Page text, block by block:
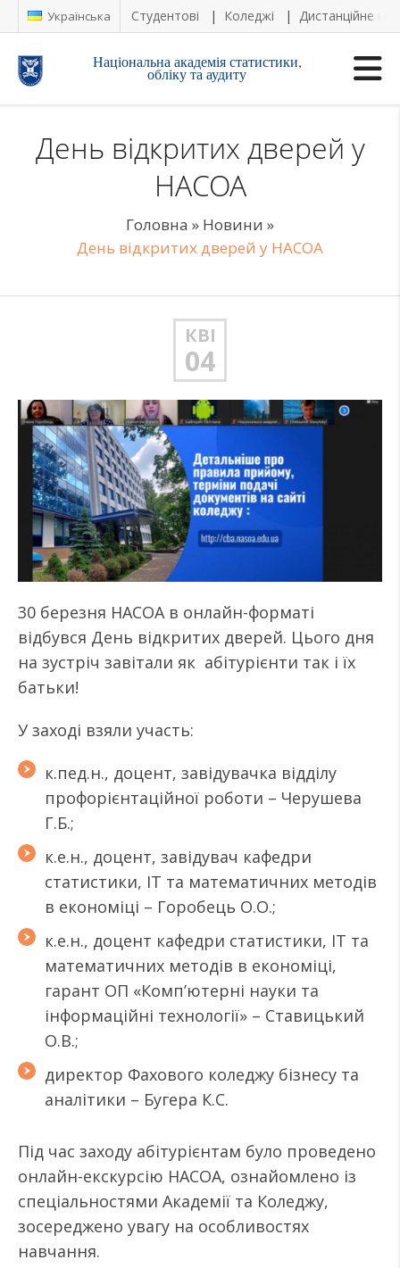
Українська Студентові Коледжі Дистанційне
Національна академія статистики,
обліку та аудиту
День відкритих дверей у
НАСОА
Головна » Новини »
День відкритих дверей у НАСОА
КВІ
04
30 березня НАСОА в онлайн-форматі
відбувся День відкритих дверей. Цього дня
на зустріч завітали як абітурієнти так і їх
батьки!
У заході взяли участь:
к.пед.н., доцент, завідувачка відділу
профорієнтаційної роботи – Черушева
Г.Б.;
к.е.н., доцент, завідувач кафедри
статистики, ІТ та математичних методів
в економіці – Горобець О.О.;
к.е.н., доцент кафедри статистики, ІТ та
математичних методів в економіці,
гарант ОП «Комп’ютерні науки та
інформаційні технології» – Ставицький
О.В.;
директор Фахового коледжу бізнесу та
аналітики – Бугера К.С.
Під час заходу абітурієнтам було проведено
онлайн-екскурсію НАСОА, ознайомлено із
спеціальностями Академії та Коледжу,
зосереджено увагу на особливостях
навчання.